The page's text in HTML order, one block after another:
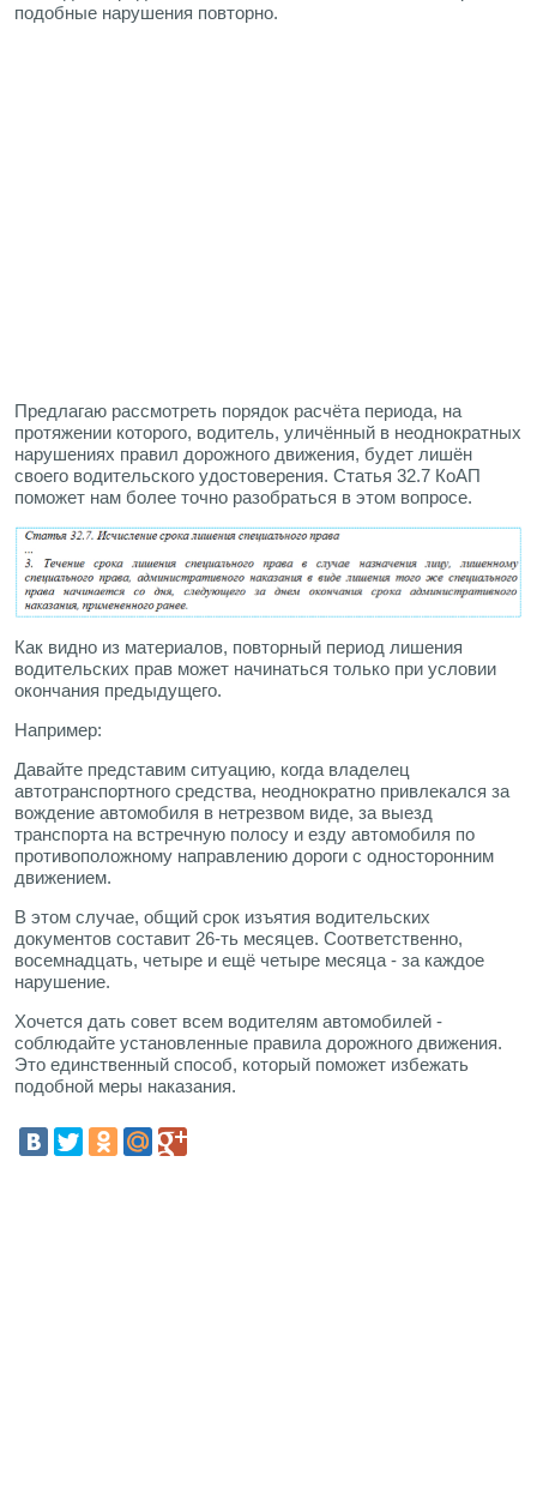
подобные нарушения повторно.
Предлагаю рассмотреть порядок расчёта периода, на
протяжении которого, водитель, уличённый в неоднократных
нарушениях правил дорожного движения, будет лишён
своего водительского удостоверения. Статья 32.7 КоАП
поможет нам более точно разобраться в этом вопросе.
Как видно из материалов, повторный период лишения
водительских прав может начинаться только при условии
окончания предыдущего.
Например:
Давайте представим ситуацию, когда владелец
автотранспортного средства, неоднократно привлекался за
вождение автомобиля в нетрезвом виде, за выезд
транспорта на встречную полосу и езду автомобиля по
противоположному направлению дороги с односторонним
движением.
В этом случае, общий срок изъятия водительских
документов составит 26-ть месяцев. Соответственно,
восемнадцать, четыре и ещё четыре месяца - за каждое
нарушение.
Хочется дать совет всем водителям автомобилей -
соблюдайте установленные правила дорожного движения.
Это единственный способ, который поможет избежать
подобной меры наказания.